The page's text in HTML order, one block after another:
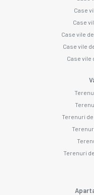
Case
Case
Case vile
Case vile
Case vile
Terenuri
Terenuri